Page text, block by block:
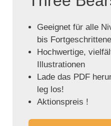
Geeignet für alle
bis
Hochwertige,
Illustrationen
Lade das PDF
leg los!
Aktionspreis !